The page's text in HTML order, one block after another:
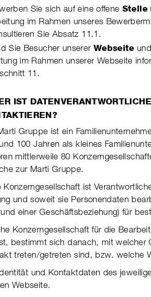
Sie sich auf eine offene Stelle
im Rahmen unseres
Sie Absatz 11.1.
Sie Besucher unserer Webseite
im Rahmen unserer Web­seite
11.
IST
Gruppe ist ein
100 Jahren als kleines
mit­tler­weile 80
zur Marti Gruppe.
Konzerngesellschaft ist
und soweit sie Per­so­nen­daten
einer Geschäfts­be­ziehung) für
Konzerngesellschaft für die
bestimmt sich danach, mit welcher
treten/getre­ten sind, bzw. welche
und Kontaktdaten des
Web­seite.